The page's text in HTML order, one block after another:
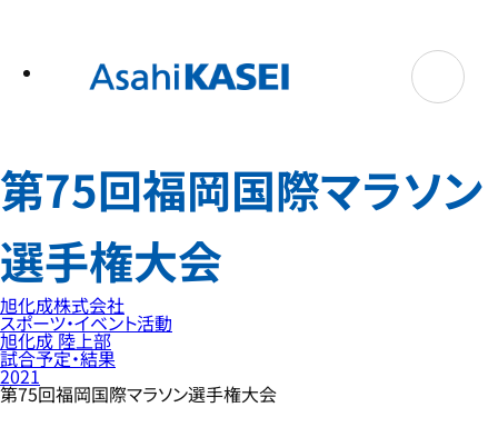
第75回福岡国際マラソン
選手権大会
旭化成株式会社
スポーツ・イベント活動
旭化成 陸上部
試合予定・結果
2021
第75回福岡国際マラソン選手権大会